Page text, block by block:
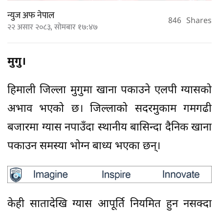
न्युज अफ नेपाल
२२ असार २०८३, सोमबार १७:४७ 846 Shares
मुगु।
हिमाली जिल्ला मुगुमा खाना पकाउने एलपी ग्यासको
अभाव भएको छ। जिल्लाको सदरमुकाम गमगढी
बजारमा ग्यास नपाउँदा स्थानीय बासिन्दा दैनिक खाना
पकाउन समस्या भोग्न बाध्य भएका छन्।
केही सातादेखि ग्यास आपूर्ति नियमित हुन नसक्दा